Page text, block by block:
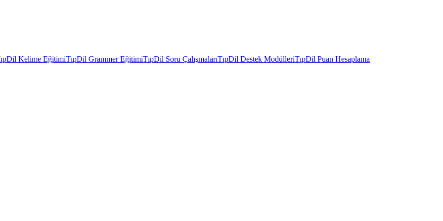
Kelime EğitimiTıpDil Grammer EğitimiTıpDil Soru ÇalışmalarıTıpDil Destek ModülleriTıpDil Puan Hesaplama